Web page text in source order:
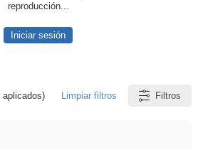
reproducción...
Iniciar sesión
Limpiar filtros Filtros